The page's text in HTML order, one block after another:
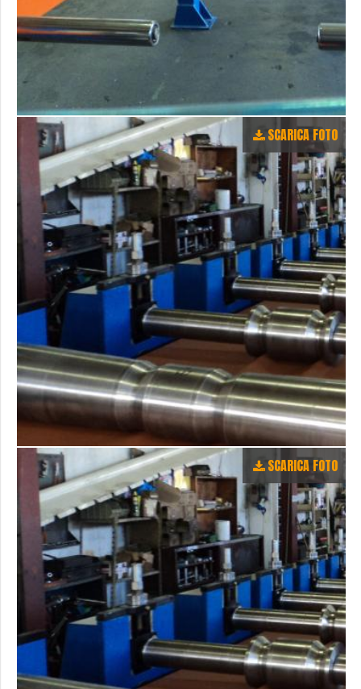
SCARICA FOTO
SCARICA FOTO